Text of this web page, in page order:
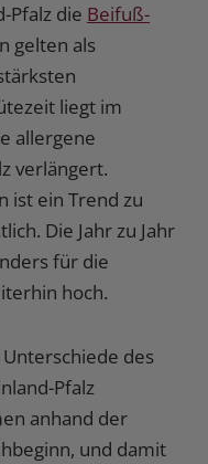
Pfalz die Beifuß-
gelten als
liegt im
allergene
verlängert.
ist ein Trend zu
Die Jahr zu Jahr
für die
hoch.
des
Pfalz
anhand der
und damit